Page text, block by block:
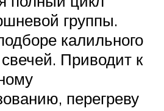
группы.
калильного
Приводит к
перегреву